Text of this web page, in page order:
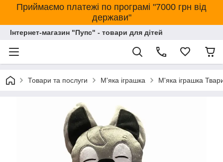
Приймаємо платежі по програмі "7000 грн від
держави"
Інтернет-магазин "Пупс" - товари для дітей
Товари та послуги М'яка іграшка М'яка іграшка